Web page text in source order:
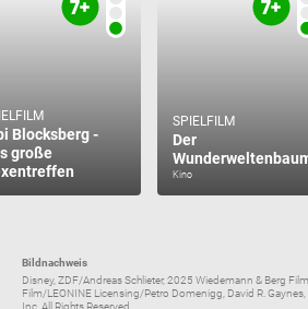
Blocksberg -
große
SPIELFILM
Der
Kino
Bildnachweis
Disney, ZDF/Andreas Schlieter, 2025 Wiedemann & Berg
Film/LEONINE Licensing/Petro Domenigg, David R.
Inc. All Rights Reserved....